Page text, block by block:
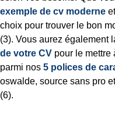
exemple de cv moderne
choix pour trouver le bon
(3). Vous aurez également
de votre CV pour le mettre
parmi nos 5 polices de
oswalde, source sans pro
(6).